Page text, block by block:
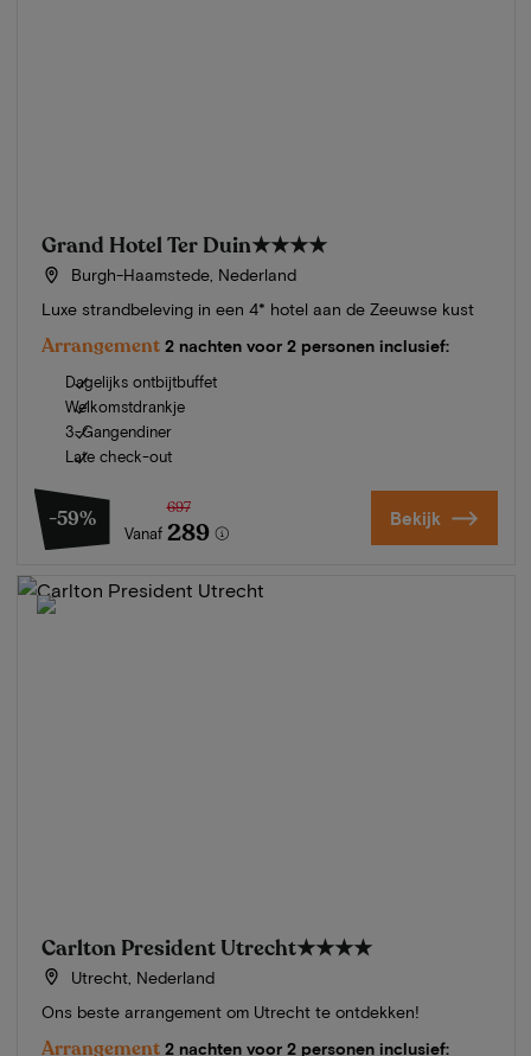
Grand Hotel Ter Duin★★★★
Burgh-Haamstede, Nederland
Luxe strandbeleving in een 4* hotel aan de Zeeuwse kust
Arrangement 2 nachten voor 2 personen inclusief:
Dagelijks ontbijtbuffet
Welkomstdrankje
3-Gangendiner
Late check-out
-59%
Vanaf
697
289 Bekijk
Carlton President Utrecht★★★★
Utrecht, Nederland
Ons beste arrangement om Utrecht te ontdekken!
Arrangement 2 nachten voor 2 personen inclusief: